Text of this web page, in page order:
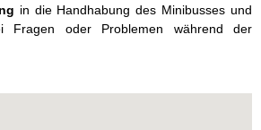
in die Handhabung des Minibusses und
Fragen oder Problemen während der